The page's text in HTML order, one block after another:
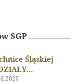
SGP
Śląskiej